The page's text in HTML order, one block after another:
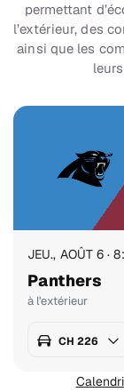
permettant
l’extérieur, des
ainsi que les
JEU., AOÛT 6 ·
Panthers
à l'extérieur
CH 226